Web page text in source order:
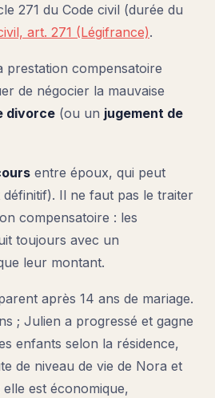
271 du Code civil (durée du
art. 271 (Légifrance).
prestation compensatoire
de négocier la mauvaise
divorce (ou un jugement de
entre époux, qui peut
Il ne faut pas le traiter
compensatoire : les
toujours avec un
leur montant.
après 14 ans de mariage.
; Julien a progressé et gagne
enfants selon la résidence,
de niveau de vie de Nora et
est économique,